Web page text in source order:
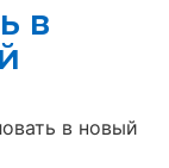
в
в новый